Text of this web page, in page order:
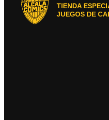
TIENDA
JUEGOS DE